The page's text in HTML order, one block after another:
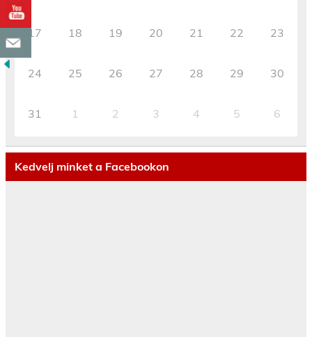
17 18 19 20 21 22 23
24 25 26 27 28 29 30
31 1 2 3 4 5 6
Kedvelj minket a Facebookon